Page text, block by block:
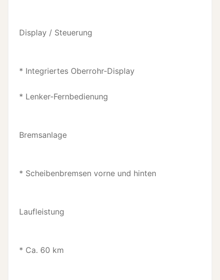
Display / Steuerung
* Integriertes Oberrohr-Display
* Lenker-Fernb­edienung
Bremsanlage
* Scheibenbremsen vorne und hinten
Laufleistung
* Ca. 60 km